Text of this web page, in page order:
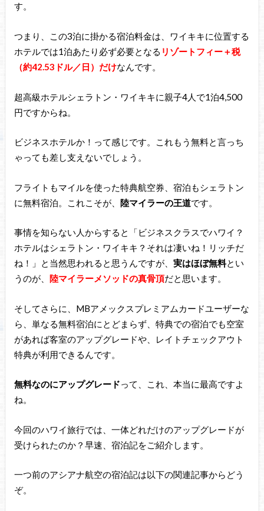
す。
つまり、この3泊に掛かる宿泊料金は、ワイキキに位置する
ホテルでは1泊あたり必ず必要となる リゾートフィー＋税
（約42.53ドル／日）だけなんです。
超高級ホテルシェラトン・ワイキキに親子4人で1泊4,500
円ですからね。
ビジネスホテルか！って感じです。これもう無料と言っち
ゃっても差し支えないでしょう。
フライトもマイルを使った特典航空券、宿泊もシェラトン
に無料宿泊。これこそが、 陸マイラーの王道です。
事情を知らない人からすると「ビジネスクラスでハワイ？
ホテルはシェラトン・ワイキキ？それは凄いね！リッチだ
ね！」と当然思われると思うんですが、 実はほぼ無料とい
うのが、 陸マイラーメソッドの真骨頂だと思います。
そしてさらに、MBアメックスプレミアムカードユーザーな
ら、単なる無料宿泊にとどまらず、特典での宿泊でも空室
があれば客室のアップグレードや、レイトチェックアウト
特典が利用できるんです。
無料なのにアップグレードって、これ、本当に最高ですよ
ね。
今回のハワイ旅行では、一体どれだけのアップグレードが
受けられたのか？早速、宿泊記をご紹介します。
一つ前のアシアナ航空の宿泊記は以下の関連記事からどう
ぞ。